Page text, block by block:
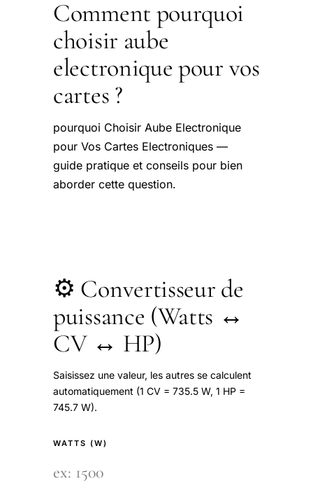
Comment pourquoi
choisir aube
electronique pour vos
cartes ?
pourquoi Choisir Aube Electronique
pour Vos Cartes Electroniques —
guide pratique et conseils pour bien
aborder cette question.
⚙️ Convertisseur de
puissance (Watts ↔
CV ↔ HP)
Saisissez une valeur, les autres se calculent
automatiquement (1 CV = 735.5 W, 1 HP =
745.7 W).
WATTS (W)